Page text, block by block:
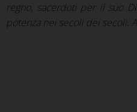
regno, sacerdoti per il suo
potenza nei secoli dei secoli.